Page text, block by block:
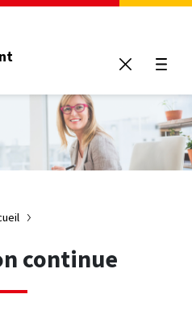
continue